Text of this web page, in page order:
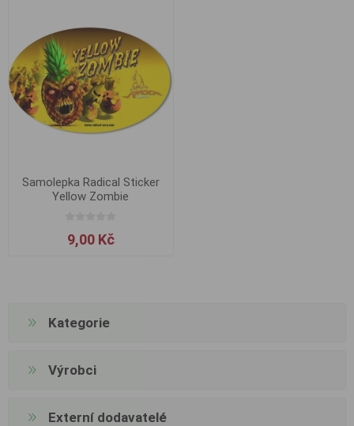
Samolepka Radical Sticker
Yellow Zombie
9,00 Kč
Kategorie
Výrobci
Externí dodavatelé